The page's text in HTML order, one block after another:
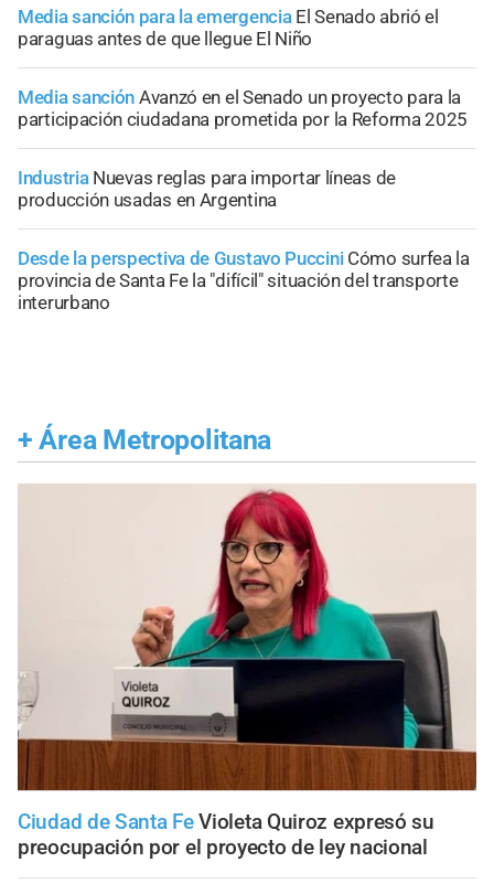
Media sanción para la emergencia El Senado abrió el
paraguas antes de que llegue El Niño
Media sanción Avanzó en el Senado un proyecto para la
participación ciudadana prometida por la Reforma 2025
Industria Nuevas reglas para importar líneas de
producción usadas en Argentina
Desde la perspectiva de Gustavo Puccini Cómo surfea la
provincia de Santa Fe la "difícil" situación del transporte
interurbano
+ Área Metropolitana
Ciudad de Santa Fe Violeta Quiroz expresó su
preocupación por el proyecto de ley nacional